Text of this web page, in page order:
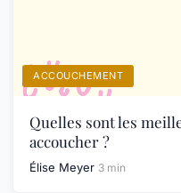
ACCOUCHEMENT
Quelles sont les
accoucher ?
Élise Meyer 3 min